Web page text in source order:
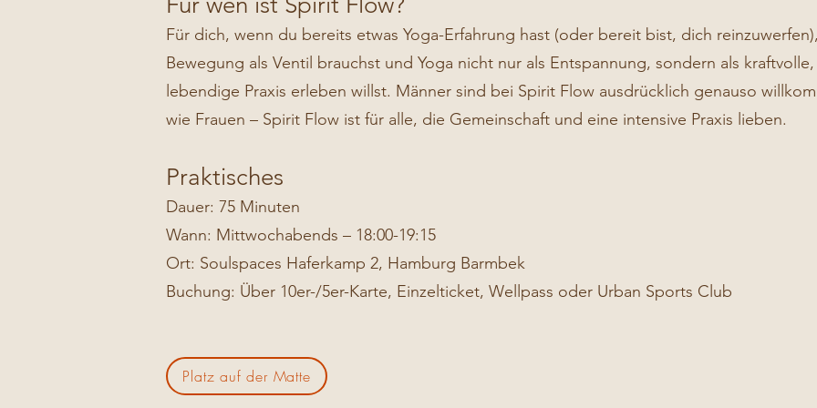
Für dich, wenn du bereits etwas Yoga-Erfahrung hast (oder bereit bist, dich reinzuwerfen),
Bewegung als Ventil brauchst und Yoga nicht nur als Entspannung, sondern als kraftvolle,
lebendige Praxis erleben willst. Männer sind bei Spirit Flow ausdrücklich genauso
wie Frauen – Spirit Flow ist für alle, die Gemeinschaft und eine intensive Praxis lieben.
Praktisches
Dauer: 75 Minuten
Wann: Mittwochabends – 18:00-19:15
Ort: Soulspaces Haferkamp 2, Hamburg Barmbek
Buchung: Über 10er-/5er-Karte, Einzelticket, Wellpass oder Urban Sports Club
Platz auf der Matte